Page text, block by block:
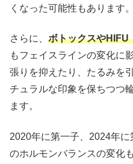
くなった可能性もあります。
さらに、 ボトックスやHIFU
もフェイスラインの変化に
張りを抑えたり、たるみを
チュラルな印象を保ちつつ
ます。
2020年に第一子、2024年
のホルモンバランスの変化